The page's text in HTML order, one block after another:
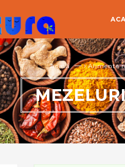
Acasă — ›Alimente